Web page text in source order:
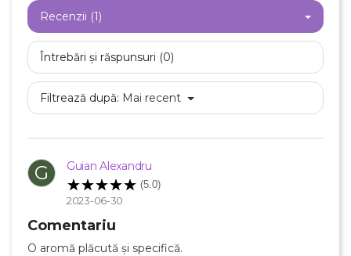
Recenzii (1)
Întrebări și răspunsuri (0)
Filtrează după: Mai recent
G Guian Alexandru
(5.0)
2023-06-30
Comentariu
O aromă plăcută și specifică.